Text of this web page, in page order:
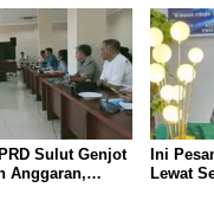
Sulut Genjot
Anggaran,
Ini
Lewat